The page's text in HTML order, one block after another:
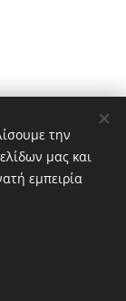
DIRECT,
την
μας και
εμπειρία